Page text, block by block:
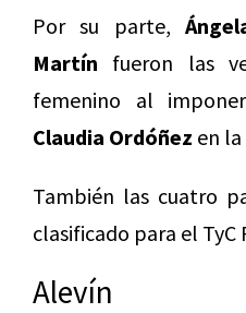
Por su parte,
Martín fueron las
femenino al
Claudia Ordóñez en
También las cuatro
clasificado para el TyC
Alevín